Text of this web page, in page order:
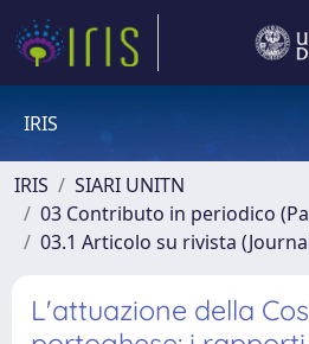
IRIS
IRIS
SIARI UNITN
03 Contributo in periodico
03.1 Articolo su rivista
L'attuazione della